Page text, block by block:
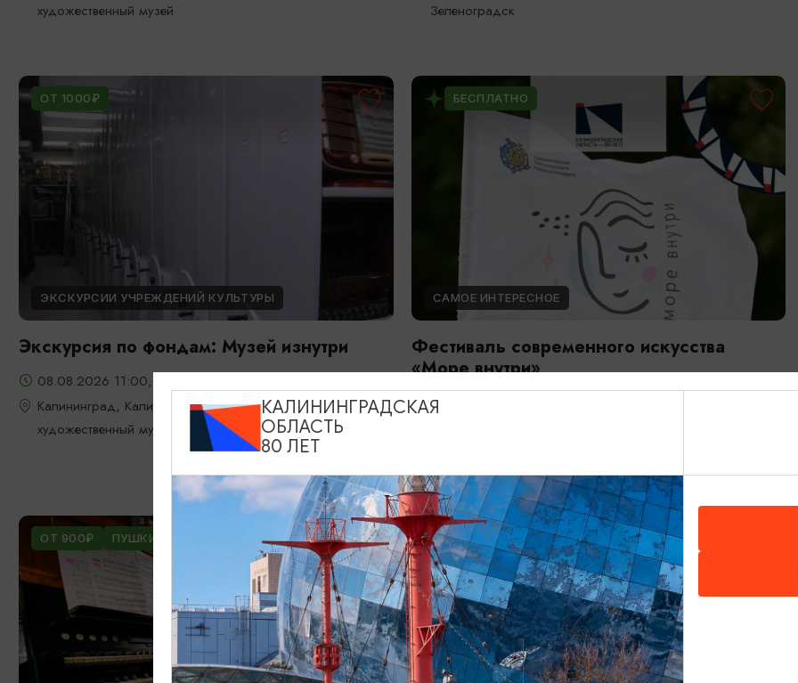
художественный музей
Зеленоградск
ОТ 1000₽
ЭКСКУРСИИ УЧРЕЖДЕНИЙ КУЛЬТУРЫ
Экскурсия по фондам: Музей изнутри
08.08.2026 11:00, 13:00, 15:00
Калининград, Калининградский областной историко-
художественный музей
БЕСПЛАТНО
САМОЕ ИНТЕРЕСНОЕ
Фестиваль современного искусства
«Море внутри»
08.08.2026 - 09.08.2026
ОТ 900₽ ПУШКИНСКАЯ КАРТА БЕСПЛАТНО ОТ 2500₽
КАЛИНИНГРАДСКАЯ
ОБЛАСТЬ
80 ЛЕТ